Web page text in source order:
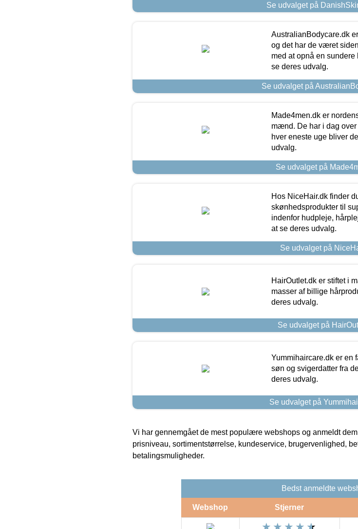
Se udvalget på
AustralianBodycare.dk
og det har de været
med at opnå en
se deres udvalg.
Se udvalget på
Made4men.dk er
mænd. De har i dag
hver eneste uge bliver
udvalg.
Se udvalget på
Hos NiceHair.dk finder
skønhedsprodukter til
indenfor hudpleje,
at se deres udvalg.
Se udvalget på
HairOutlet.dk er stiftet i
masser af billige
deres udvalg.
Se udvalget på
Yummihaircare.dk er en
søn og svigerdatter fra
deres udvalg.
Se udvalget på
Vi har gennemgået de mest populære webshops og anmeldt
prisniveau, sortimentstørrelse, kundeservice, brugervenlighed,
betalingsmuligheder.
Bedst anmeldte
Webshop Stjerner